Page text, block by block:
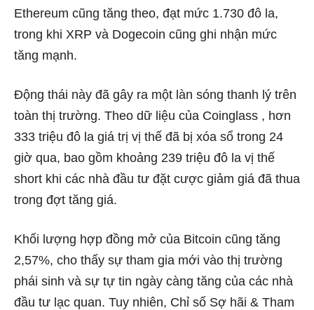
Ethereum cũng tăng theo, đạt mức 1.730 đô la,
trong khi XRP và Dogecoin cũng ghi nhận mức
tăng mạnh.
Động thái này đã gây ra một làn sóng thanh lý trên
toàn thị trường. Theo dữ liệu của Coinglass , hơn
333 triệu đô la giá trị vị thế đã bị xóa sổ trong 24
giờ qua, bao gồm khoảng 239 triệu đô la vị thế
short khi các nhà đầu tư đặt cược giảm giá đã thua
trong đợt tăng giá.
Khối lượng hợp đồng mở của Bitcoin cũng tăng
2,57%, cho thấy sự tham gia mới vào thị trường
phái sinh và sự tự tin ngày càng tăng của các nhà
đầu tư lạc quan. Tuy nhiên, Chỉ số Sợ hãi & Tham